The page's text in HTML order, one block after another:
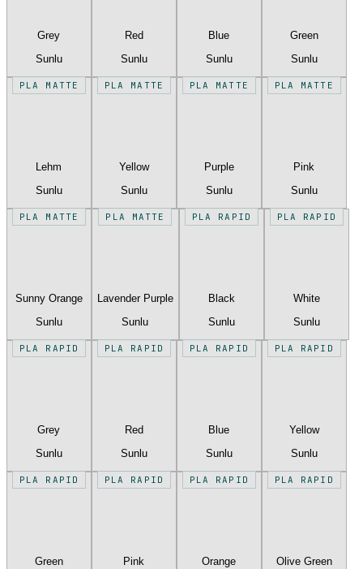
Grey
Sunlu
Red
Sunlu
Blue
Sunlu
Green
Sunlu
PLA MATTE
Lehm
Sunlu
PLA MATTE
Yellow
Sunlu
PLA MATTE
Purple
Sunlu
PLA MATTE
Pink
Sunlu
PLA MATTE
Sunny Orange
Sunlu
PLA MATTE
Lavender Purple
Sunlu
PLA RAPID
Black
Sunlu
PLA RAPID
White
Sunlu
PLA RAPID
Grey
Sunlu
PLA RAPID
Red
Sunlu
PLA RAPID
Blue
Sunlu
PLA RAPID
Yellow
Sunlu
PLA RAPID
Green
PLA RAPID
Pink
PLA RAPID
Orange
PLA RAPID
Olive Green